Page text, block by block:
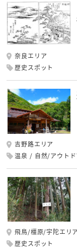
奈良エリア
歴史スポット
吉野路エリア
温泉
自然/アウトド
飛鳥/橿原/宇陀エリア
歴史スポット